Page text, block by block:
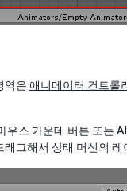
역은 애니메이터 컨트롤
스 가운데 버튼 또는
그해서 상태 머신의